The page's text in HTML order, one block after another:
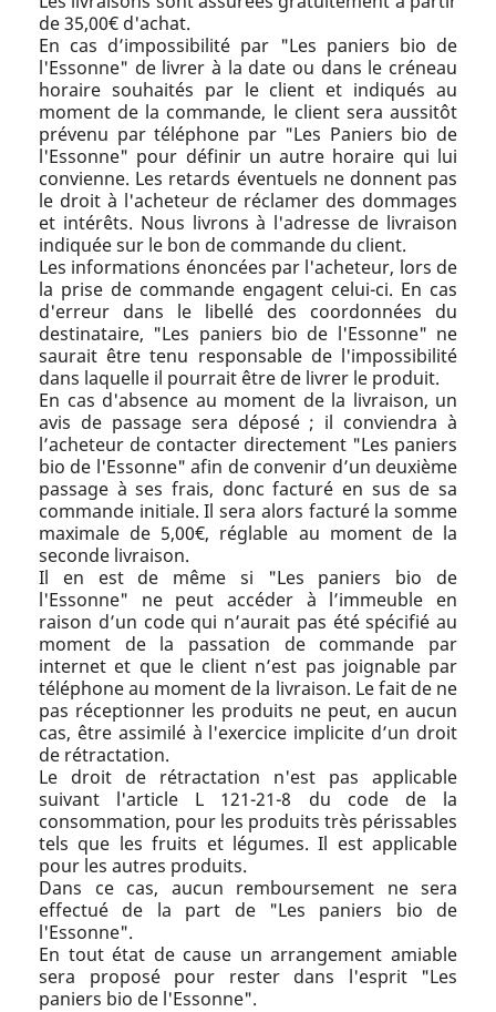
de 35,00€ d'achat.
En cas d’impossibilité par "Les paniers bio de
l'Essonne" de livrer à la date ou dans le créneau
horaire souhaités par le client et indiqués au
moment de la commande, le client sera aussitôt
prévenu par téléphone par "Les Paniers bio de
l'Essonne" pour définir un autre horaire qui lui
convienne. Les retards éventuels ne donnent pas
le droit à l'acheteur de réclamer des dommages
et intérêts. Nous livrons à l'adresse de livraison
indiquée sur le bon de commande du client.
Les informations énoncées par l'acheteur, lors de
la prise de commande engagent celui-ci. En cas
d'erreur dans le libellé des coordonnées du
destinataire, "Les paniers bio de l'Essonne" ne
saurait être tenu responsable de l'impossibilité
dans laquelle il pourrait être de livrer le produit.
En cas d'absence au moment de la livraison, un
avis de passage sera déposé ; il conviendra à
l’acheteur de contacter directement "Les paniers
bio de l'Essonne" afin de convenir d’un deuxième
passage à ses frais, donc facturé en sus de sa
commande initiale. Il sera alors facturé la somme
maximale de 5,00€, réglable au moment de la
seconde livraison.
Il en est de même si "Les paniers bio de
l'Essonne" ne peut accéder à l’immeuble en
raison d’un code qui n’aurait pas été spécifié au
moment de la passation de commande par
internet et que le client n’est pas joignable par
téléphone au moment de la livraison. Le fait de ne
pas réceptionner les produits ne peut, en aucun
cas, être assimilé à l'exercice implicite d’un droit
de rétractation.
Le droit de rétractation n'est pas applicable
suivant l'article L 121-21-8 du code de la
consommation, pour les produits très périssables
tels que les fruits et légumes. Il est applicable
pour les autres produits.
Dans ce cas, aucun remboursement ne sera
effectué de la part de "Les paniers bio de
l'Essonne".
En tout état de cause un arrangement amiable
sera proposé pour rester dans l'esprit "Les
paniers bio de l'Essonne".